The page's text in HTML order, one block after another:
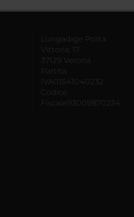
Lungadige Porta
Vittoria, 17
37129 Verona
Partita
IVA01541040232
Codice
Fiscale93009870234